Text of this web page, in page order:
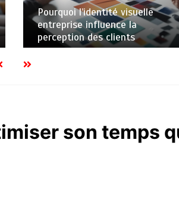
Pourquoi l’identité visuelle
entreprise influence la
perception des clients
son temps